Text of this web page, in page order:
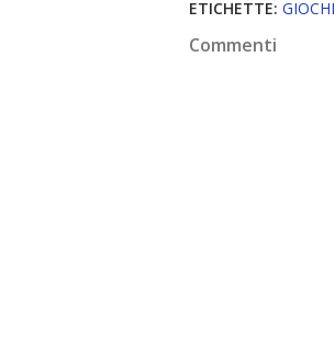
ETICHETTE: GIOCHI
Commenti